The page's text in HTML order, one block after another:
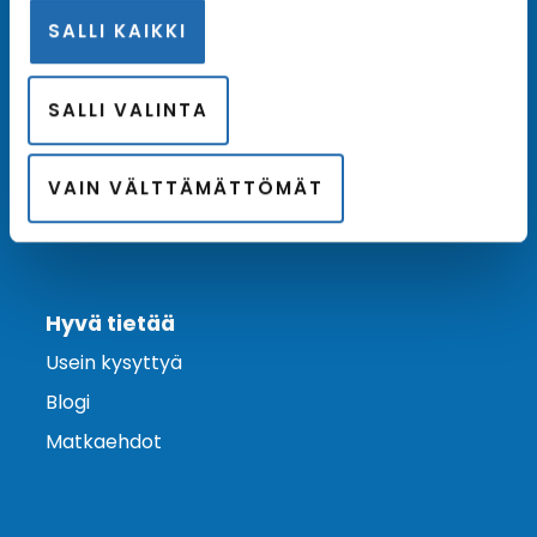
SALLI KAIKKI
SALLI VALINTA
VAIN VÄLTTÄMÄTTÖMÄT
Ota yhteyttä
Asiakaspalvelu
Lähetä tarjouspyyntö
Varaa risteily
Hyvä tietää
Usein kysyttyä
Blogi
Matkaehdot